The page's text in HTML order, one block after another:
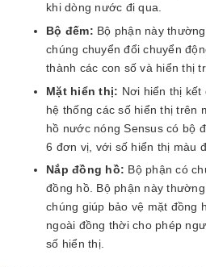
khi dòng nước đi qua.
Bộ đếm: Bộ phận này
chúng chuyển đổi chuyển
thành các con số và hiển thị
Mặt hiển thị: Nơi hiển thị
hệ thống các số hiển thị trên
hồ nước nóng Sensus có bộ
6 đơn vị, với số hiển thị màu
Nắp đồng hồ: Bộ phận có
đồng hồ. Bộ phận này
chúng giúp bảo vệ mặt đồng
ngoài đồng thời cho phép
số hiển thị.